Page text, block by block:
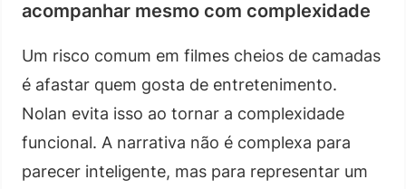
acompanhar mesmo com complexidade
Um risco comum em filmes cheios de camadas
é afastar quem gosta de entretenimento.
Nolan evita isso ao tornar a complexidade
funcional. A narrativa não é complexa para
parecer inteligente, mas para representar um